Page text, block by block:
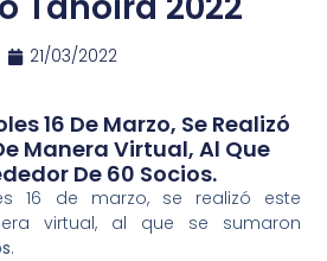
21/03/2022
16 De Marzo, Se Realizó
Manera Virtual, Al Que
De 60 Socios.
16 de marzo, se realizó este
virtual, al que se sumaron
.